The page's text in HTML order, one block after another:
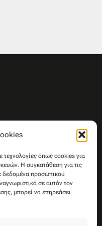
τεχνολογίες όπως cookies για
Η συγκατάθεση για τις
δεδομένα προσωπικού
σε αυτόν τον
μπορεί να επηρεάσει